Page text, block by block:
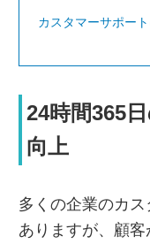
カスタマーサポー
24時間365
向上
多くの企業のカ
ありますが、顧